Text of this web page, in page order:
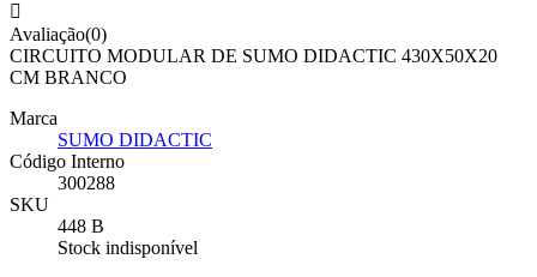

Avaliação(0)
CIRCUITO MODULAR DE SUMO DIDACTIC 430X50X20
CM BRANCO
Marca
SUMO DIDACTIC
Código Interno
300288
SKU
448 B
Stock indisponível